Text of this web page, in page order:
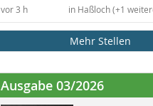
in Haßloch (+1
vor 3 h
Mehr Stellen
Ausgabe 03/2026